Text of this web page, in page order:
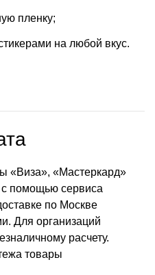
пленку;
на любой вкус.
«Виза», «Мастеркард»
помощью сервиса
по Москве
Для организаций
расчету.
товары